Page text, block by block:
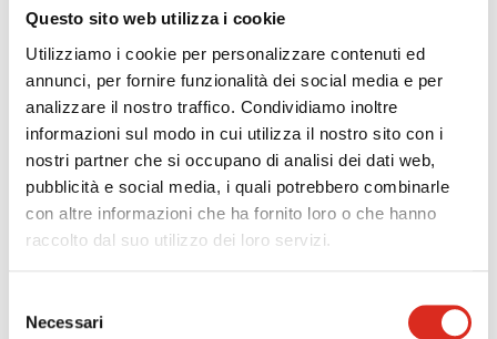
Questo sito web utilizza i cookie
Utilizziamo i cookie per personalizzare contenuti ed
annunci, per fornire funzionalità dei social media e per
analizzare il nostro traffico. Condividiamo inoltre
informazioni sul modo in cui utilizza il nostro sito con i
nostri partner che si occupano di analisi dei dati web,
pubblicità e social media, i quali potrebbero combinarle
con altre informazioni che ha fornito loro o che hanno
raccolto dal suo utilizzo dei loro servizi.
delNecessari
Sistemi di cassa evoluti e Mobile POS (inclusi
software di funzionamento)
Digital Marketing: content e social media marketing,
display advertising, email marketing, couponing,
blogging
Campagne promozionali su motori di ricerca, social e
marketplace (Google Ads, Facebook Ads, Amazon
Advertising)